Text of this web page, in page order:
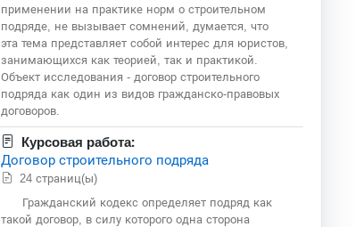
применении на практике норм о строительном
подряде, не вызывает сомнений, думается, что
эта тема представляет собой интерес для юристов,
занимающихся как теорией, так и практикой.
Объект исследования - договор строительного
подряда как один из видов гражданско-правовых
договоров.
Курсовая работа:
Договор строительного подряда
24 страниц(ы)
Гражданский кодекс определяет подряд как
такой договор, в силу которого одна сторона